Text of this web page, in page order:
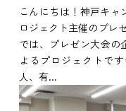
こんにちは！神戸キ
ロジェクト主催のプレ
では、プレゼン大会の
よるプロジェクトで
人、有...